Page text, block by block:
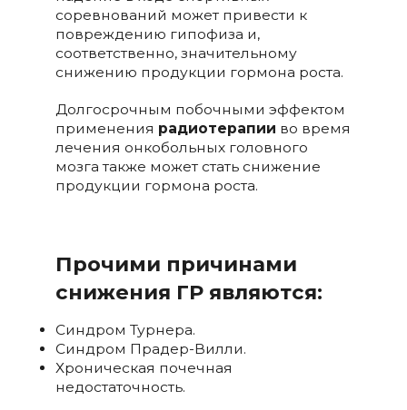
соревнований может привести к
повреждению гипофиза и,
соответственно, значительному
снижению продукции гормона роста.
Долгосрочным побочными эффектом
применения радиотерапии во время
лечения онкобольных головного
мозга также может стать снижение
продукции гормона роста.
Прочими причинами
снижения ГР являются:
Синдром Турнера.
Синдром Прадер-Вилли.
Хроническая почечная
недостаточность.